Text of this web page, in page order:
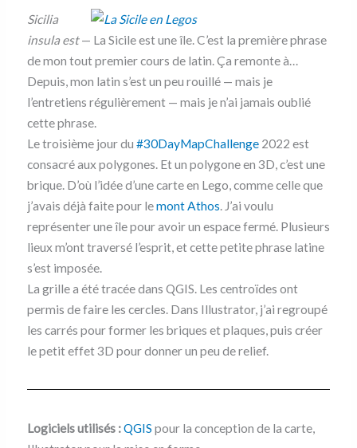
Sicilia
insula est— La Sicile est une île. C’est la première phrase
de mon tout premier cours de latin. Ça remonte à…
Depuis, mon latin s’est un peu rouillé — mais je
l’entretiens régulièrement — mais je n’ai jamais oublié
cette phrase.
Le troisième jour du #30DayMapChallenge2022 est
consacré aux polygones. Et un polygone en 3D, c’est une
brique. D’où l’idée d’une carte en Lego, comme celle que
j’avais déjà faite pour lemont Athos. J’ai voulu
représenter une île pour avoir un espace fermé. Plusieurs
lieux m’ont traversé l’esprit, et cette petite phrase latine
s’est imposée.
La grille a été tracée dans QGIS. Les centroïdes ont
permis de faire les cercles. Dans Illustrator, j’ai regroupé
les carrés pour former les briques et plaques, puis créer
le petit effet 3D pour donner un peu de relief.
Logiciels utilisés :QGIS pour la conception de la carte,